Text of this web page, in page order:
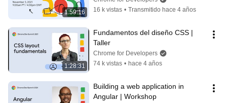
1:59:16
16 k vistas • Transmitido hace 4 años
1:28:31
Fundamentos del diseño CSS |
Taller
Chrome for Developers
74 k vistas • hace 4 años
Building a web application in
Angular | Workshop